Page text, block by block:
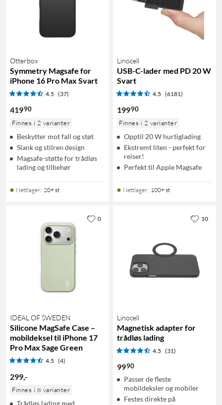
Otterbox
Symmetry Magsafe for
iPhone 16 Pro Max Svart
4.5 (37)
41990
Finnes i 2 varianter
Beskytter mot fall og støt
Slank og stilren design
Magsafe-støtte for trådløs
lading og tilbehør
Nettlager: 20+ st
Linocell
USB-C-lader med PD 20 W
Svart
4.5 (6181)
19990
Finnes i 2 varianter
Opptil 20 W hurtiglading
Ekstremt liten - perfekt for
reiser!
Perfekt til Apple Magsafe
Nettlager: 100+ st
IDEAL OF SWEDEN
Silicone MagSafe Case –
mobildeksel til iPhone 17
Pro Max Sage Green
4.5 (4)
299,-
Finnes i 8 varianter
Trådløs lading med
0
Linocell
Magnetisk adapter for
trådløs lading
4.5 (31)
9990
Passer de fleste
mobildeksler og mobiler
Festes direkte på
10